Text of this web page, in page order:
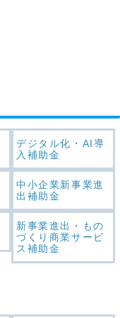
デジタル化・AI導
入補助金
中小企業新事業進
出補助金
新事業進出・もの
づくり商業サービ
ス補助金